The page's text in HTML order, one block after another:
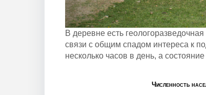
В деревне есть
связи с общим спадом интереса к
несколько часов в день, а
Численность